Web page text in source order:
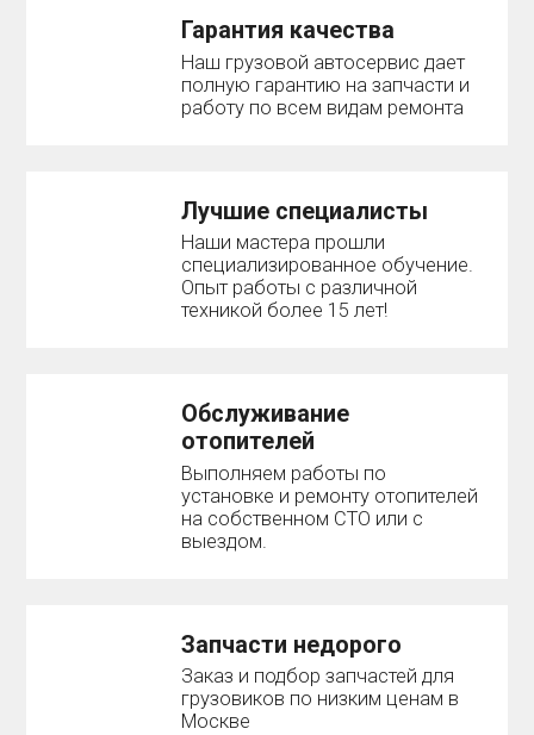
Гарантия качества
Наш грузовой автосервис дает
полную гарантию на запчасти и
работу по всем видам ремонта
Лучшие специалисты
Наши мастера прошли
специализированное обучение.
Опыт работы с различной
техникой более 15 лет!
Обслуживание
отопителей
Выполняем работы по
установке и ремонту отопителей
на собственном СТО или с
выездом.
Запчасти недорого
Заказ и подбор запчастей для
грузовиков по низким ценам в
Москве